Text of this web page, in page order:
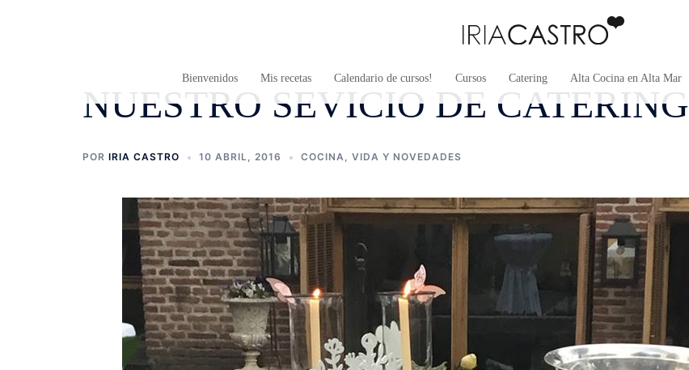
Bienvenidos Mis recetas Calendario de cursos! Cursos Catering Alta Cocina en Alta Mar
NUESTRO SEVICIO DE CATERING
POR IRIA CASTRO 10 ABRIL, 2016 COCINA, VIDA Y NOVEDADES